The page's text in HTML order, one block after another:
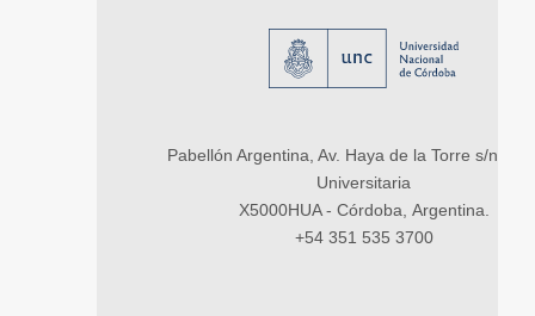
Pabellón Argentina, Av. Haya de la Torre s/n,
Universitaria
X5000HUA - Córdoba, Argentina.
+54 351 535 3700